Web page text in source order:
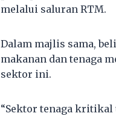
melalui saluran RTM.
Dalam majlis sama,
makanan dan tenaga
sektor ini.
“Sektor tenaga kritikal